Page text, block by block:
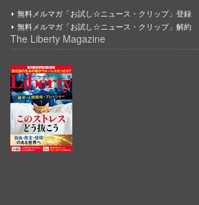
無料メルマガ「お試し☆ニュース・クリップ」登録
無料メルマガ「お試し☆ニュース・クリップ」解約
The Liberty Magazine